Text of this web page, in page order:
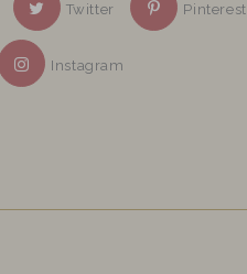
Twitter Pinterest
Instagram